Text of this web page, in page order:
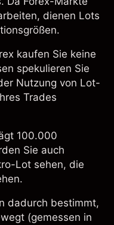
dienen Lots
kaufen Sie keine
spekulieren Sie
Nutzung von Lot-
Trades
100.000
Sie auch
Lot sehen, die
dadurch bestimmt,
(gemessen in